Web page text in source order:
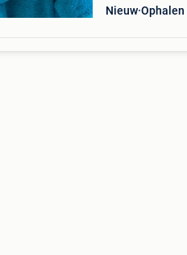
Nieuw Ophalen